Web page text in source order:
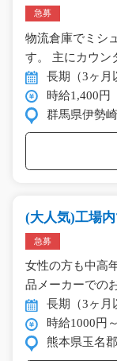
急募
物流倉庫でミシ
す。 主にカウ
長期（3ヶ月
時給1,400円
群馬県伊勢
(大人気)工場
急募
女性の方も中高
品メーカーでの
長期（3ヶ月
時給1000円～
熊本県玉名